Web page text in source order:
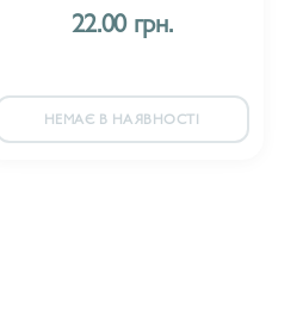
22.00 грн.
НЕМАЄ В НАЯВНОСТІ